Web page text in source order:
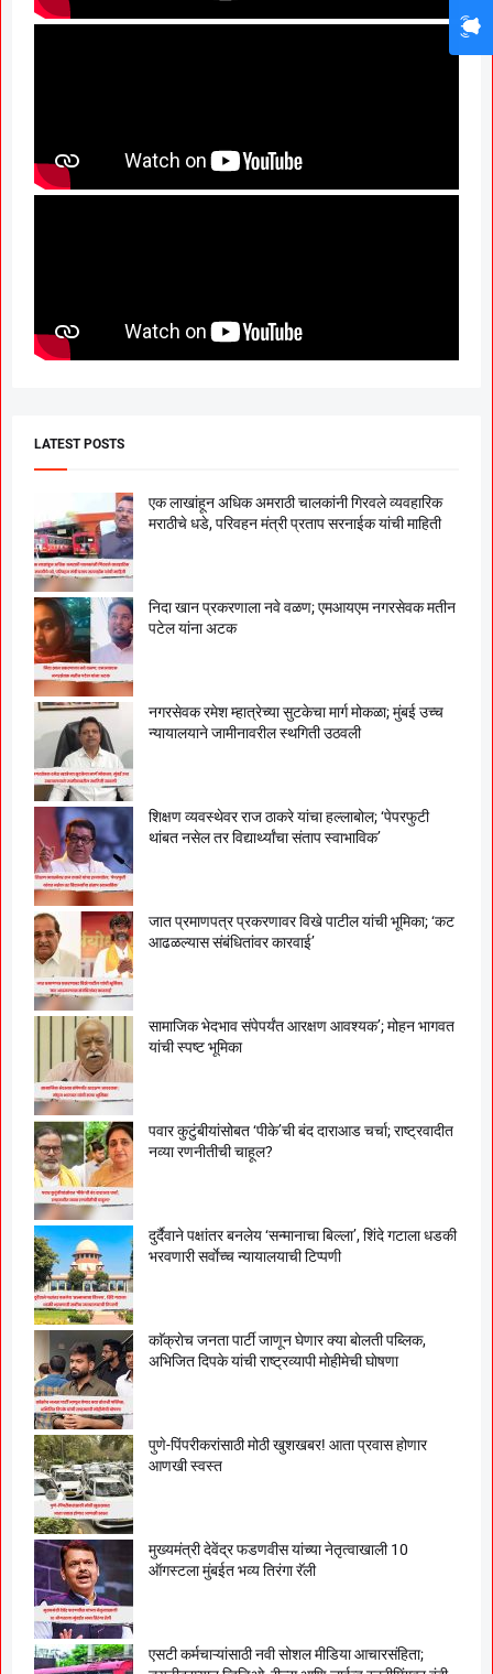
LATEST POSTS
एक लाखांहून अधिक अमराठी चालकांनी गिरवले व्यवहारिक
मराठीचे धडे, परिवहन मंत्री प्रताप सरनाईक यांची माहिती
निदा खान प्रकरणाला नवे वळण; एमआयएम नगरसेवक मतीन
पटेल यांना अटक
नगरसेवक रमेश म्हात्रेच्या सुटकेचा मार्ग मोकळा; मुंबई उच्च
न्यायालयाने जामीनावरील स्थगिती उठवली
शिक्षण व्यवस्थेवर राज ठाकरे यांचा हल्लाबोल; ‘पेपरफुटी
थांबत नसेल तर विद्यार्थ्यांचा संताप स्वाभाविक’
जात प्रमाणपत्र प्रकरणावर विखे पाटील यांची भूमिका; ‘कट
आढळल्यास संबंधितांवर कारवाई’
सामाजिक भेदभाव संपेपर्यंत आरक्षण आवश्यक’; मोहन भागवत
यांची स्पष्ट भूमिका
पवार कुटुंबीयांसोबत ‘पीके’ची बंद दाराआड चर्चा; राष्ट्रवादीत
नव्या रणनीतीची चाहूल?
दुर्दैवाने पक्षांतर बनलेय ‘सन्मानाचा बिल्ला’, शिंदे गटाला धडकी
भरवणारी सर्वाेच्च न्यायालयाची टिप्पणी
काॅक्राेच जनता पार्टी जाणून घेणार क्या बाेलती पब्लिक,
अभिजित दिपके यांची राष्ट्रव्यापी माेहीमेची घाेषणा
पुणे-पिंपरीकरांसाठी मोठी खुशखबर! आता प्रवास होणार
आणखी स्वस्त
मुख्यमंत्री देवेंद्र फडणवीस यांच्या नेतृत्वाखाली 10
ऑगस्टला मुंबईत भव्य तिरंगा रॅली
एसटी कर्मचाऱ्यांसाठी नवी सोशल मीडिया आचारसंहिता;